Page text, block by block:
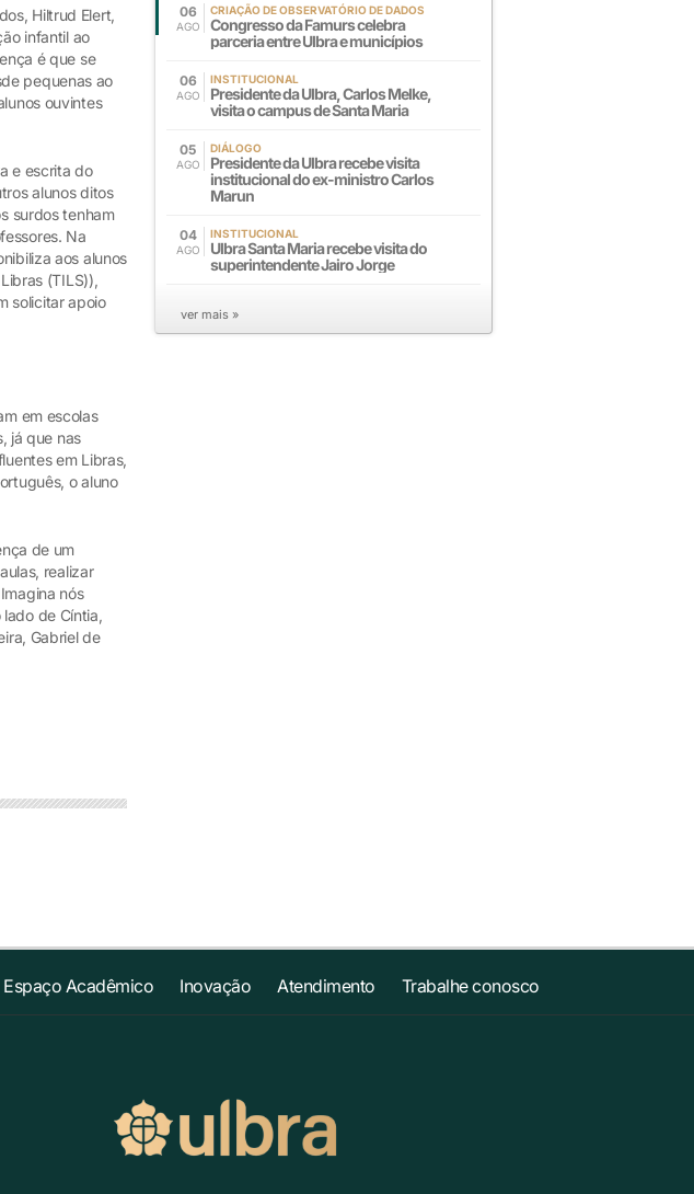
Hiltrud Elert,
infantil ao
é que se
pequenas ao
ouvintes
e escrita do
alunos ditos
surdos tenham
Na
aos alunos
(TILS)),
solicitar apoio
em escolas
já que nas
em Libras,
o aluno
de um
realizar
nós
de Cíntia,
Gabriel de
06
AGO
CRIAÇÃO DE OBSERVATÓRIO DE DADOS
Congresso da Famurs celebra
parceria entre Ulbra e municípios
06
AGO
INSTITUCIONAL
Presidente da Ulbra, Carlos Melke,
visita o campus de Santa Maria
05
AGO
DIÁLOGO
Presidente da Ulbra recebe visita
institucional do ex-ministro Carlos
Marun
04
AGO
INSTITUCIONAL
Ulbra Santa Maria recebe visita do
superintendente Jairo Jorge
ver mais »
Espaço Acadêmico Inovação Atendimento Trabalhe conosco